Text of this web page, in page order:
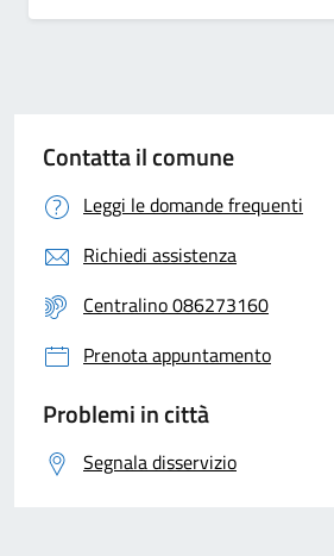
Contatta il comune
Leggi le domande frequenti
Richiedi assistenza
Centralino 086273160
Prenota appuntamento
Problemi in città
Segnala disservizio